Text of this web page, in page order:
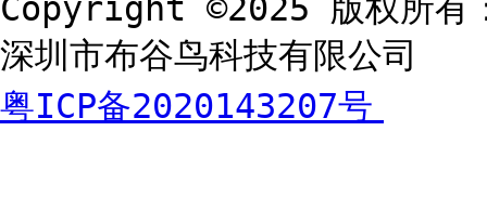
Copyright ©2025 版权所有
深圳市布谷鸟科技有限公司
粤ICP备2020143207号